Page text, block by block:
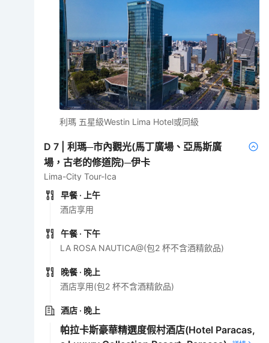
利瑪 五星級Westin Lima Hotel或同級
D7 |利瑪─市內觀光(馬丁廣場、亞馬斯廣
場，古老的修道院)─伊卡
Lima-City Tour-Ica
早餐 · 上午
酒店享用
午餐 · 下午
LA ROSA NAUTICA@(包2 杯不含酒精飲品)
晚餐 · 晚上
酒店享用(包2 杯不含酒精飲品)
酒店 · 晚上
帕拉卡斯豪華精選度假村酒店(Hotel Paracas,